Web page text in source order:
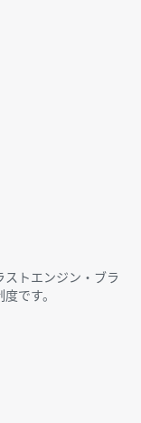
トエンジン・ブラ
です。